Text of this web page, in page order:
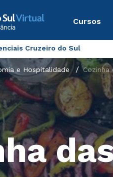
Cursos
Cruzeiro do Sul
e Hospitalidade Cozinha